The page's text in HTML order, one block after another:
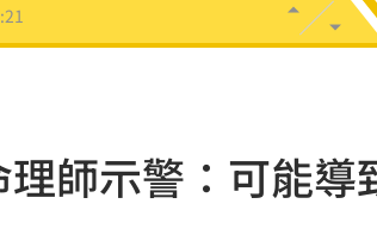
16:17 師示警：可能導